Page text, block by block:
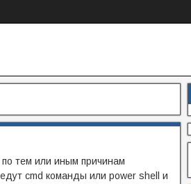
тем или иным причинам
cmd команды или power shell и